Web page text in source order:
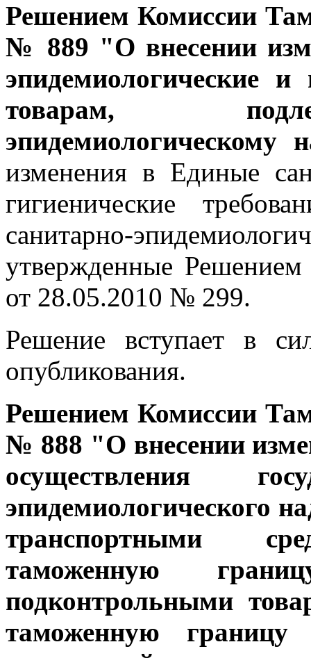
Решением Комиссии
№ 889 "О внесении
эпидемиологические и
товарам,
эпидемиологическому
изменения в Единые
гигиенические
санитарно-
утвержденные
от 28.05.2010 № 299.
Решение вступает в
опубликования.
Решением Комиссии
№ 888 "О внесении
осуществления
эпидемиологического
транспортными
таможенную
подконтрольными
таможенную